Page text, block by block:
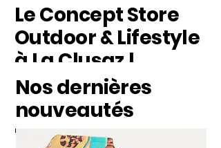
Le Concept Store
Outdoor & Lifestyle
à La Clusaz !
Nos dernières
nouveautés